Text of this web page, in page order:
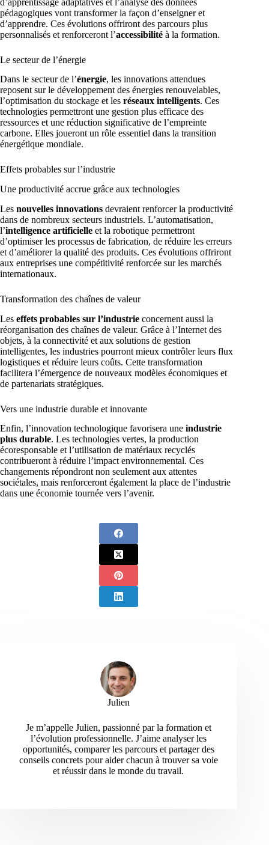
pédagogiques vont transformer la façon d’enseigner et
d’apprendre. Ces évolutions offriront des parcours plus
personnalisés et renforceront l’accessibilité à la formation.
Le secteur de l’énergie
Dans le secteur de l’énergie, les innovations attendues
reposent sur le développement des énergies renouvelables,
l’optimisation du stockage et les réseaux intelligents. Ces
technologies permettront une gestion plus efficace des
ressources et une réduction significative de l’empreinte
carbone. Elles joueront un rôle essentiel dans la transition
énergétique mondiale.
Effets probables sur l’industrie
Une productivité accrue grâce aux technologies
Les nouvelles innovations devraient renforcer la productivité
dans de nombreux secteurs industriels. L’automatisation,
l’intelligence artificielle et la robotique permettront
d’optimiser les processus de fabrication, de réduire les erreurs
et d’améliorer la qualité des produits. Ces évolutions offriront
aux entreprises une compétitivité renforcée sur les marchés
internationaux.
Transformation des chaînes de valeur
Les effets probables sur l’industrie concernent aussi la
réorganisation des chaînes de valeur. Grâce à l’Internet des
objets, à la connectivité et aux solutions de gestion
intelligentes, les industries pourront mieux contrôler leurs flux
logistiques et réduire leurs coûts. Cette transformation
facilitera l’émergence de nouveaux modèles économiques et
de partenariats stratégiques.
Vers une industrie durable et innovante
Enfin, l’innovation technologique favorisera une industrie
plus durable. Les technologies vertes, la production
écoresponsable et l’utilisation de matériaux recyclés
contribueront à réduire l’impact environnemental. Ces
changements répondront non seulement aux attentes
sociétales, mais renforceront également la place de l’industrie
dans une économie tournée vers l’avenir.
Julien
Je m’appelle Julien, passionné par la formation et
l’évolution professionnelle. J’aime analyser les
opportunités, comparer les parcours et partager des
conseils concrets pour aider chacun à trouver sa voie
et réussir dans le monde du travail.